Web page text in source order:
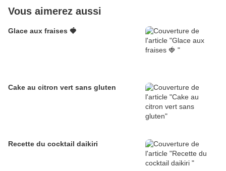
Vous aimerez aussi
Glace aux fraises 🍓
Cake au citron vert sans gluten
Recette du cocktail daikiri